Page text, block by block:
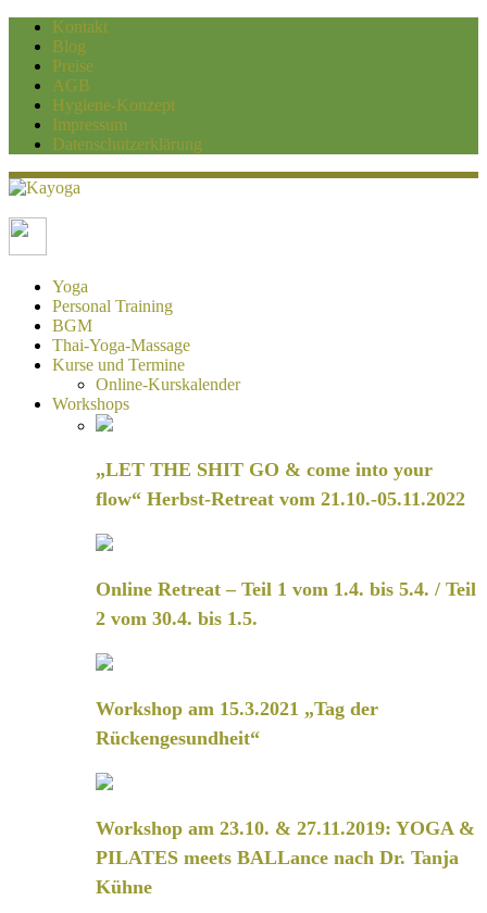
Kontakt
Blog
Preise
AGB
Hygiene-Konzept
Impressum
Datenschutzerklärung
Kayoga
Yoga und Personaltraining Duisburg
Yoga
Personal Training
BGM
Thai-Yoga-Massage
Kurse und Termine
Online-Kurskalender
Workshops
„LET THE SHIT GO & come into your
flow“ Herbst-Retreat vom 21.10.-05.11.2022
Online Retreat – Teil 1 vom 1.4. bis 5.4. / Teil
2 vom 30.4. bis 1.5.
Workshop am 15.3.2021 „Tag der
Rückengesundheit“
Workshop am 23.10. & 27.11.2019: YOGA &
PILATES meets BALLance nach Dr. Tanja
Kühne